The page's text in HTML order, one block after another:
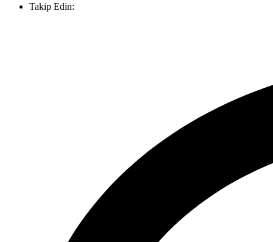
Takip Edin: